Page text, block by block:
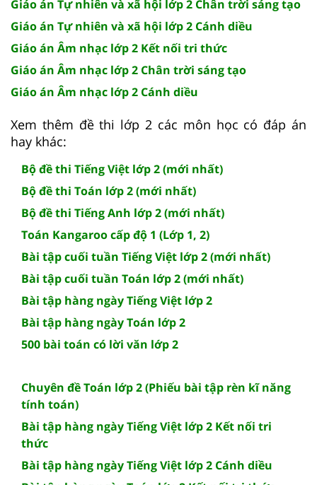
Giáo án Tự nhiên và xã hội lớp 2 Chân trời sáng tạo
Giáo án Tự nhiên và xã hội lớp 2 Cánh diều
Giáo án Âm nhạc lớp 2 Kết nối tri thức
Giáo án Âm nhạc lớp 2 Chân trời sáng tạo
Giáo án Âm nhạc lớp 2 Cánh diều
Xem thêm đề thi lớp 2 các môn học có đáp án
hay khác:
Bộ đề thi Tiếng Việt lớp 2 (mới nhất)
Bộ đề thi Toán lớp 2 (mới nhất)
Bộ đề thi Tiếng Anh lớp 2 (mới nhất)
Toán Kangaroo cấp độ 1 (Lớp 1, 2)
Bài tập cuối tuần Tiếng Việt lớp 2 (mới nhất)
Bài tập cuối tuần Toán lớp 2 (mới nhất)
Bài tập hàng ngày Tiếng Việt lớp 2
Bài tập hàng ngày Toán lớp 2
500 bài toán có lời văn lớp 2
Chuyên đề Toán lớp 2 (Phiếu bài tập rèn kĩ năng
tính toán)
Bài tập hàng ngày Tiếng Việt lớp 2 Kết nối tri
thức
Bài tập hàng ngày Tiếng Việt lớp 2 Cánh diều